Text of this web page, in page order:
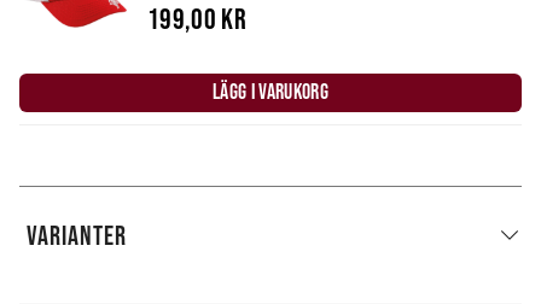
199,00 kr
LÄGG I VARUKORG
VARIANTER